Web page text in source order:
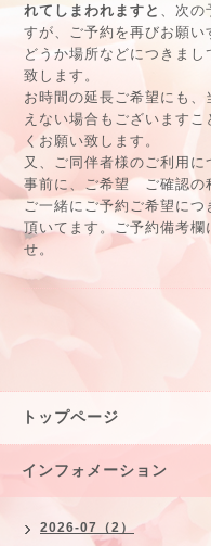
れてしまわれますと
、次
すが、ご予約を再びお願い
どうか場所などにつきま
致します。
お時間の延長ご希望にも
えない場合もございます
くお願い致します。
又、ご同伴者様のご利用に
事前に、ご希望 ご確認の
ご一緒にご予約ご希望に
頂いてます。ご予約備考欄
せ。
トップページ
インフォメーション
2026-07（2）